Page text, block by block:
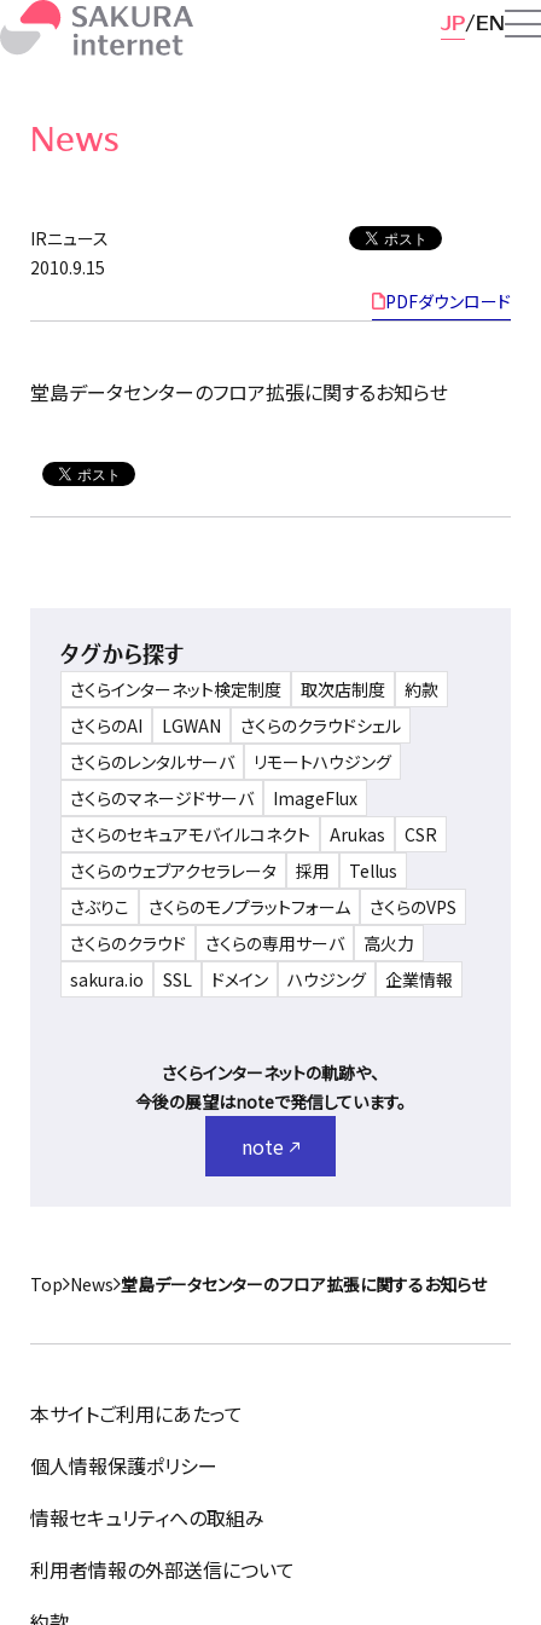
JP EN
News
IRニュース
2010.9.15
PDFダウンロード
堂島データセンターのフロア拡張に関するお知らせ
タグから探す
さくらインターネット検定制度 取次店制度
約款
さくらのAI
LGWAN
さくらのクラウドシェル
さくらのレンタルサーバ
リモートハウジング
さくらのマネージドサーバ
ImageFlux
さくらのセキュアモバイルコネクト
Arukas
CSR
さくらのウェブアクセラレータ
採用
Tellus
さぶりこ
さくらのモノプラットフォーム
さくらのVPS
さくらのクラウド
さくらの専用サーバ
高火力
sakura.io
SSL ドメイン ハウジング 企業情報
さくらインターネットの軌跡や、
今後の展望はnoteで発信しています。
note
Top News 堂島データセンターのフロア拡張に関するお知らせ
本サイトご利用にあたって
個人情報保護ポリシー
情報セキュリティへの取組み
利用者情報の外部送信について